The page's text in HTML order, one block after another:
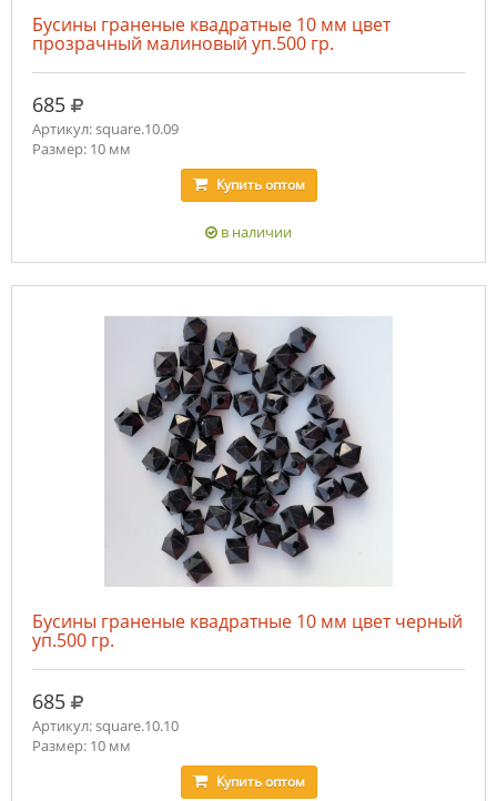
Бусины граненые квадратные 10 мм цвет
прозрачный малиновый уп.500 гр.
685 руб.
Артикул: square.10.09
Размер: 10 мм
Купитьоптом
в наличии
Бусины граненые квадратные 10 мм цвет черный
уп.500 гр.
685 руб.
Артикул: square.10.10
Размер: 10 мм
Купитьоптом